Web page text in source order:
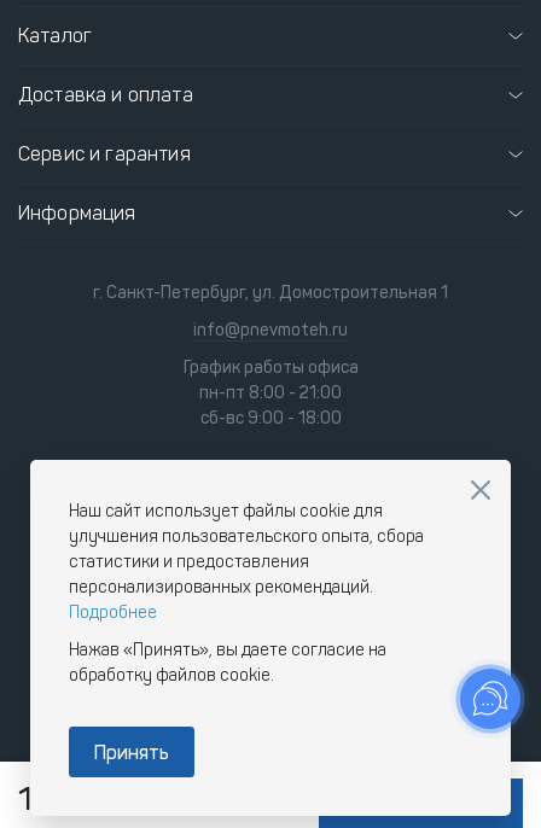
11 603
Каталог
Доставка и оплата
Сервис и гарантия
Информация
г. Санкт-Петербург, ул. Домостроительная 1
info@pnevmoteh.ru
График работы офиса
пн-пт 8:00 - 21:00
сб-вс 9:00 - 18:00
Наш сайт использует файлы cookie для
улучшения пользовательского опыта, сбора
статистики и предоставления
персонализированных рекомендаций.
Подробнее
Нажав «Принять», вы даете согласие на
обработку файлов cookie.
Принять